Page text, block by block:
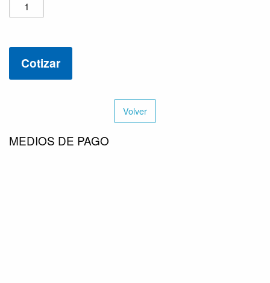
cantidad
Cotizar
Volver
MEDIOS DE PAGO